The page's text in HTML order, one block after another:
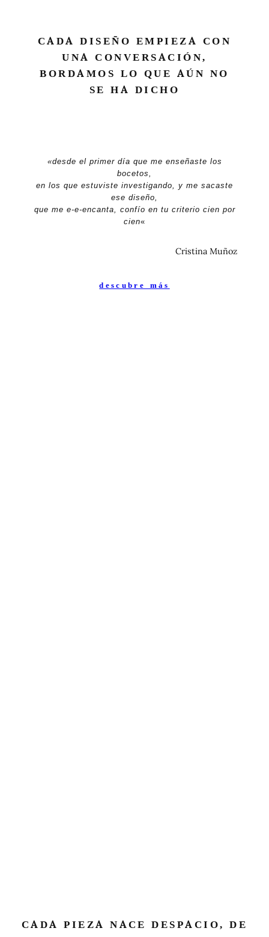
CADA DISEÑO EMPIEZA CON
UNA CONVERSACIÓN,
BORDAMOS LO QUE AÚN NO
SE HA DICHO
«desde el primer día que me enseñaste los
bocetos,
en los que estuviste investigando, y me sacaste
ese diseño,
que me e-e-encanta, confío en tu criterio cien por
cien«
Cristina Muñoz
descubre más
CADA PIEZA NACE DESPACIO, DE